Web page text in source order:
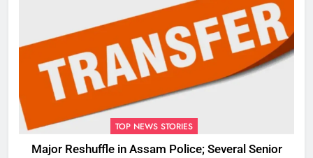
TOP NEWS STORIES
Major Reshuffle in Assam Police; Several Senior